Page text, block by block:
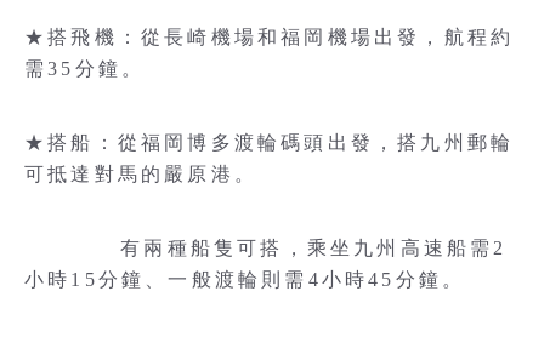
★搭飛機：從長崎機場和福岡機場出發，航程約
需35分鐘。
★搭船：從福岡博多渡輪碼頭出發，搭九州郵輪
可抵達對馬的嚴原港。
有兩種船隻可搭，乘坐九州高速船需2
小時15分鐘、一般渡輪則需4小時45分鐘。